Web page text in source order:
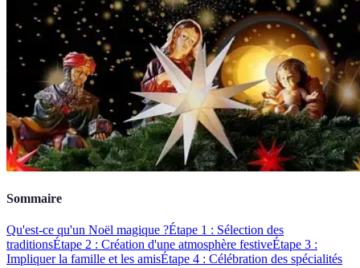
Sommaire
Qu'est-ce qu'un Noël magique ?Étape 1 : Sélection des
traditionsÉtape 2 : Création d'une atmosphère festiveÉtape 3 :
Impliquer la famille et les amisÉtape 4 : Célébration des spécialités